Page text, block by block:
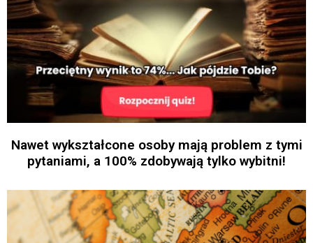
Nawet wykształcone osoby mają problem z tymi
pytaniami, a 100% zdobywają tylko wybitni!